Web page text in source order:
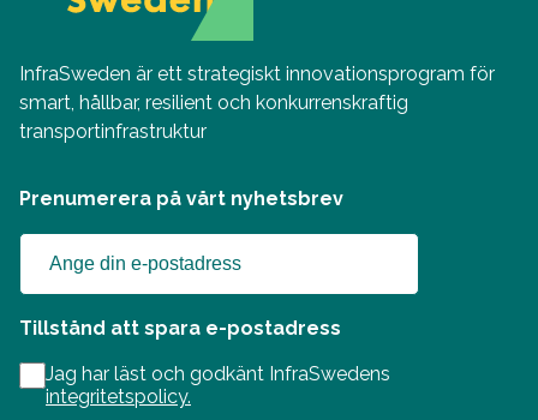
InfraSweden är ett strategiskt innovationsprogram för
smart, hållbar, resilient och konkurrenskraftig
transportinfrastruktur
Prenumerera på vårt nyhetsbrev
Tillstånd att spara e-postadress
Jag har läst och godkänt InfraSwedens
integritetspolicy.